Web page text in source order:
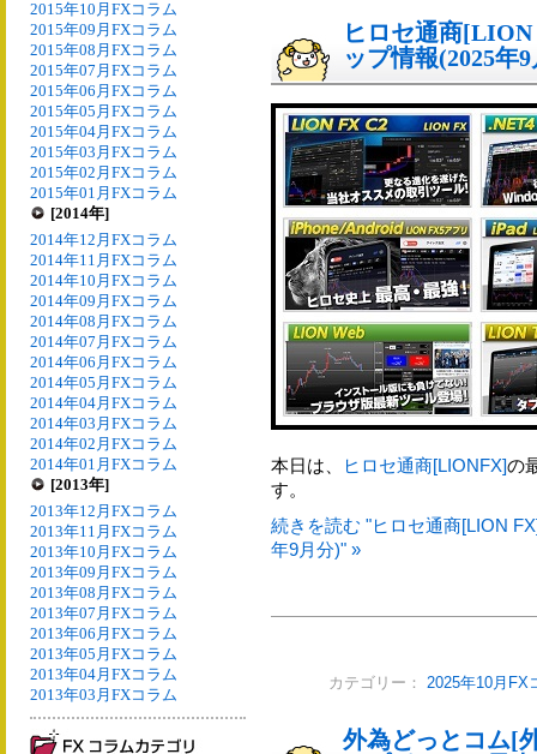
2015年10月FXコラム
2015年09月FXコラム
2015年08月FXコラム
2015年07月FXコラム
2015年06月FXコラム
2015年05月FXコラム
2015年04月FXコラム
2015年03月FXコラム
2015年02月FXコラム
2015年01月FXコラム
[2014年]
2014年12月FXコラム
2014年11月FXコラム
2014年10月FXコラム
2014年09月FXコラム
2014年08月FXコラム
2014年07月FXコラム
2014年06月FXコラム
2014年05月FXコラム
2014年04月FXコラム
2014年03月FXコラム
2014年02月FXコラム
2014年01月FXコラム
[2013年]
2013年12月FXコラム
2013年11月FXコラム
2013年10月FXコラム
2013年09月FXコラム
2013年08月FXコラム
2013年07月FXコラム
2013年06月FXコラム
2013年05月FXコラム
2013年04月FXコラム
2013年03月FXコラム
ヒロセ通商
ップ情報(2025年
本日は、 ヒロセ通商[LIONFX]の
す。
続きを読む "ヒロセ通商[LION
年9月分)" »
カテゴリー： 2025年10月FX
外為どっとコム[